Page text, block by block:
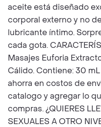
aceite está diseñado
corporal externo y no
lubricante íntimo.
cada gota.
Masajes Euforia
Cálido. Contiene: 30 mL
ahorra en costos de
catalogo y agregar lo
compras. ¿QUIERES
SEXUALES A OTRO